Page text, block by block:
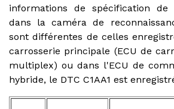
informations de spécification de
dans la caméra de
sont différentes de celles
carrosserie principale (ECU de
multiplex) ou dans l'ECU de
hybride, le DTC C1AA1 est